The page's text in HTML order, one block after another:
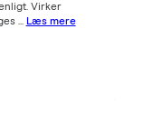
Virker
... Læs mere